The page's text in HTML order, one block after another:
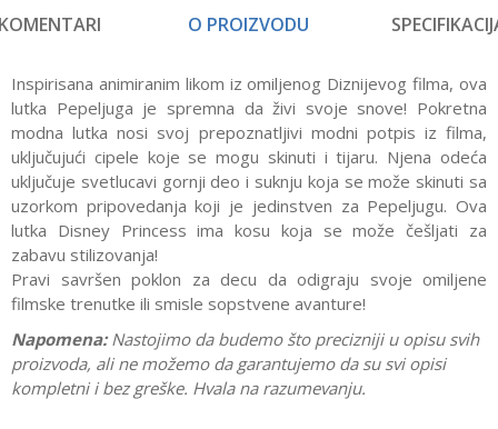
O PROIZVODU
Inspirisana animiranim likom iz omiljenog Diznijevog filma, ova
lutka Pepeljuga je spremna da živi svoje snove! Pokretna
modna lutka nosi svoj prepoznatljivi modni potpis iz filma,
uključujući cipele koje se mogu skinuti i tijaru. Njena odeća
uključuje svetlucavi gornji deo i suknju koja se može skinuti sa
uzorkom pripovedanja koji je jedinstven za Pepeljugu. Ova
lutka Disney Princess ima kosu koja se može češljati za
zabavu stilizovanja!
Pravi savršen poklon za decu da odigraju svoje omiljene
filmske trenutke ili smisle sopstvene avanture!
Napomena:Nastojimo da budemo što precizniji u opisu svih
proizvoda, ali ne možemo da garantujemo da su svi opisi
kompletni i bez greške. Hvala na razumevanju.